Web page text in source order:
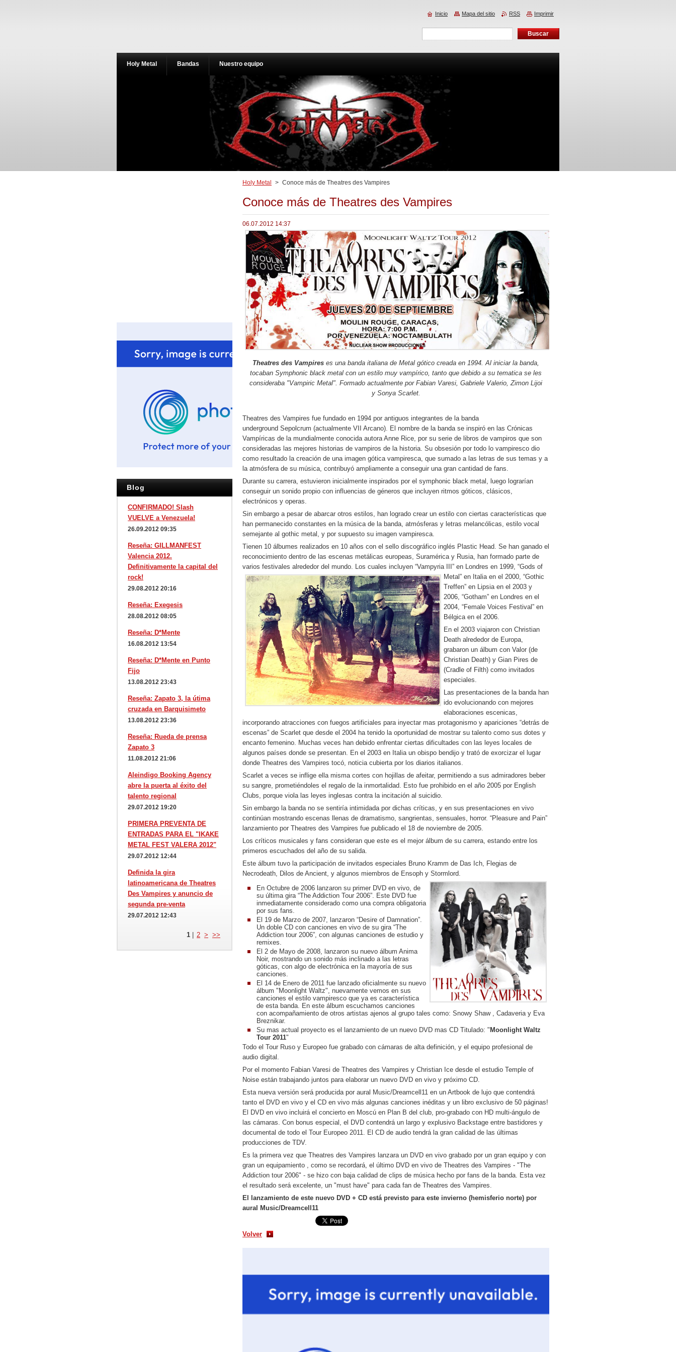
Holy Metal > Conoce más de Theatres des Vampires
Conoce más de Theatres des Vampires
06.07.2012 14:37
Theatres des Vampires es una banda italiana de Metal gótico creada en 1994. Al iniciar la banda,
tocaban Symphonic black metal con un estilo muy vampírico, tanto que debido a su tematica se les
consideraba "Vampiric Metal". Formado actualmente por Fabian Varesi, Gabriele Valerio, Zimon Lijoi
y Sonya Scarlet.
Theatres des Vampires fue fundado en 1994 por antiguos integrantes de la banda
underground Sepolcrum (actualmente VII Arcano). El nombre de la banda se inspiró en las Crónicas
Vampíricas de la mundialmente conocida autora Anne Rice, por su serie de libros de vampiros que son
consideradas las mejores historias de vampiros de la historia. Su obsesión por todo lo vampiresco dio
como resultado la creación de una imagen gótica vampiresca, que sumado a las letras de sus temas y a
la atmósfera de su música, contribuyó ampliamente a conseguir una gran cantidad de fans.
Durante su carrera, estuvieron inicialmente inspirados por el symphonic black metal, luego lograrían
conseguir un sonido propio con influencias de géneros que incluyen ritmos góticos, clásicos,
electrónicos y operas.
Sin embargo a pesar de abarcar otros estilos, han logrado crear un estilo con ciertas características que
han permanecido constantes en la música de la banda, atmósferas y letras melancólicas, estilo vocal
semejante al gothic metal, y por supuesto su imagen vampiresca.
Tienen 10 álbumes realizados en 10 años con el sello discográfico inglés Plastic Head. Se han ganado el
reconocimiento dentro de las escenas metálicas europeas, Suramérica y Rusia, han formado parte de
varios festivales alrededor del mundo. Los cuales incluyen “Vampyria III” en Londres en 1999, “Gods of
Metal” en Italia en el 2000, “Gothic
Treffen” en Lipsia en el 2003 y
2006, “Gotham” en Londres en el
2004, “Female Voices Festival” en
Bélgica en el 2006.
En el 2003 viajaron con Christian
Death alrededor de Europa,
grabaron un álbum con Valor (de
Christian Death) y Gian Pires de
(Cradle of Filth) como invitados
especiales.
Las presentaciones de la banda han
ido evolucionando con mejores
elaboraciones escenicas,
incorporando atracciones con fuegos artificiales para inyectar mas protagonismo y apariciones “detrás de
escenas” de Scarlet que desde el 2004 ha tenido la oportunidad de mostrar su talento como sus dotes y
encanto femenino. Muchas veces han debido enfrentar ciertas dificultades con las leyes locales de
algunos países donde se presentan. En el 2003 en Italia un obispo bendijo y trató de exorcizar el lugar
donde Theatres des Vampires tocó, noticia cubierta por los diarios italianos.
Scarlet a veces se inflige ella misma cortes con hojillas de afeitar, permitiendo a sus admiradores beber
su sangre, prometiéndoles el regalo de la inmortalidad. Esto fue prohibido en el año 2005 por English
Clubs, porque viola las leyes inglesas contra la incitación al suicidio.
Sin embargo la banda no se sentiría intimidada por dichas críticas, y en sus presentaciones en vivo
continúan mostrando escenas llenas de dramatismo, sangrientas, sensuales, horror. “Pleasure and Pain”
lanzamiento por Theatres des Vampires fue publicado el 18 de noviembre de 2005.
Los críticos musicales y fans consideran que este es el mejor álbum de su carrera, estando entre los
primeros escuchados del año de su salida.
Este álbum tuvo la participación de invitados especiales Bruno Kramm de Das Ich, Flegias de
Necrodeath, Dilos de Ancient, y algunos miembros de Ensoph y Stormlord.
En Octubre de 2006 lanzaron su primer DVD en vivo, de
su última gira “The Addiction Tour 2006”. Este DVD fue
inmediatamente considerado como una compra obligatoria
por sus fans.
El 19 de Marzo de 2007, lanzaron “Desire of Damnation”.
Un doble CD con canciones en vivo de su gira “The
Addiction tour 2006”, con algunas canciones de estudio y
remixes.
El 2 de Mayo de 2008, lanzaron su nuevo álbum Anima
Noir, mostrando un sonido más inclinado a las letras
góticas, con algo de electrónica en la mayoría de sus
canciones.
El 14 de Enero de 2011 fue lanzado oficialmente su nuevo
álbum "Moonlight Waltz", nuevamente vemos en sus
canciones el estilo vampiresco que ya es característica
de esta banda. En este álbum escuchamos canciones
con acompañamiento de otros artistas ajenos al grupo tales como: Snowy Shaw , Cadaveria y Eva
Breznikar.
Su mas actual proyecto es el lanzamiento de un nuevo DVD mas CD Titulado: " Moonlight Waltz
Tour 2011"
Todo el Tour Ruso y Europeo fue grabado con cámaras de alta definición, y el equipo profesional de
audio digital.
Por el momento Fabian Varesi de Theatres des Vampires y Christian Ice desde el estudio Temple of
Noise están trabajando juntos para elaborar un nuevo DVD en vivo y próximo CD.
Esta nueva versión será producida por aural Music/Dreamcell11 en un Artbook de lujo que contendrá
tanto el DVD en vivo y el CD en vivo más algunas canciones inéditas y un libro exclusivo de 50 páginas!
El DVD en vivo incluirá el concierto en Moscú en Plan B del club, pro-grabado con HD multi-ángulo de
las cámaras. Con bonus especial, el DVD contendrá un largo y explusivo Backstage entre bastidores y
documental de todo el Tour Europeo 2011. El CD de audio tendrá la gran calidad de las últimas
producciones de TDV.
Es la primera vez que Theatres des Vampires lanzara un DVD en vivo grabado por un gran equipo y con
gran un equipamiento , como se recordará, el último DVD en vivo de Theatres des Vampires - "The
Addiction tour 2006" - se hizo con baja calidad de clips de música hecho por fans de la banda. Esta vez
el resultado será excelente, un "must have" para cada fan de Theatres des Vampires.
El lanzamiento de este nuevo DVD + CD está previsto para este invierno (hemisferio norte) por
aural Music/Dreamcell11
Volver
Blog
CONFIRMADO! Slash
VUELVE a Venezuela!
26.09.2012 09:35
Reseña: GILLMANFEST
Valencia 2012.
Definitivamente la capital del
rock!
29.08.2012 20:16
Reseña: Exegesis
28.08.2012 08:05
Reseña: D*Mente
16.08.2012 13:54
Reseña: D*Mente en Punto
Fijo
13.08.2012 23:43
Reseña: Zapato 3, la útima
cruzada en Barquisimeto
13.08.2012 23:36
Reseña: Rueda de prensa
Zapato 3
11.08.2012 21:06
Aleindigo Booking Agency
abre la puerta al éxito del
talento regional
29.07.2012 19:20
PRIMERA PREVENTA DE
ENTRADAS PARA EL "IKAKE
METAL FEST VALERA 2012"
29.07.2012 12:44
Definida la gira
latinoamericana de Theatres
Des Vampires y anuncio de
segunda pre-venta
29.07.2012 12:43
1 2 > >>
Holy Metal Bandas Nuestro equipo
Inicio Mapa del sitio RSS Imprimir